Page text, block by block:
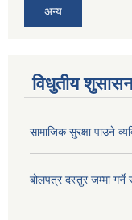
अन्य
विधुतीय
सामाजिक सुरक्षा पाउने
बोलपत्र दस्तुर जम्मा गर्ने